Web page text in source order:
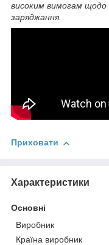
високим вимогам щодо
заряджання.
Приховати
Характеристики
Основні
Виробник
Країна виробник